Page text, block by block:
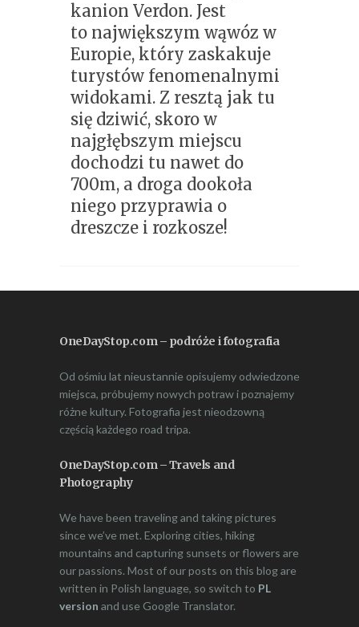
kanion Verdon. Jest
to największym wąwóz w
Europie, który zaskakuje
turystów fenomenalnymi
widokami. Z resztą jak tu
się dziwić, skoro w
najgłębszym miejscu
dochodzi tu nawet do
700m, a droga dookoła
niego przyprawia o
dreszcze i rozkosze!
OneDayStop.com – podróże i fotografia
Od ośmiu lat nieustannie opisujemy odwiedzone
miejsca, próbujemy nowych potraw i poznajemy
różne kultury. Fotografia jest nieodzowną
częścią każdego road tripa.
OneDayStop.com – Travels and
Photography
We have been traveling and taking pictures
since we’ve met. Exploring cities, hiking
mountains and capturing sunsets or flowers are
our passions. Most of our posts on this blog are
written in Polish language, so switch to PL
version and use Google Translator.